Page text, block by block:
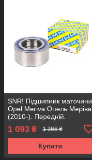
SNR! Підшипник маточини
Opel Meriva Опель Меріва
(2010-). Передній.
713644970 Франція!
1 093 ₴ 1 366 ₴
Купити